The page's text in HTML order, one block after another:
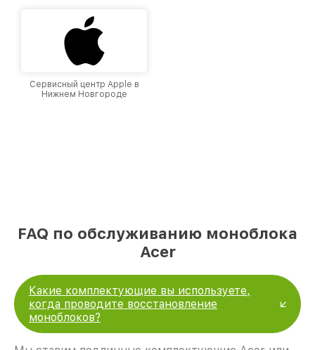
Сервисный центр Apple в
Нижнем Новгороде
FAQ по обслуживанию моноблока
Acer
Какие комплектующие вы используете,
когда проводите восстановление
моноблоков?